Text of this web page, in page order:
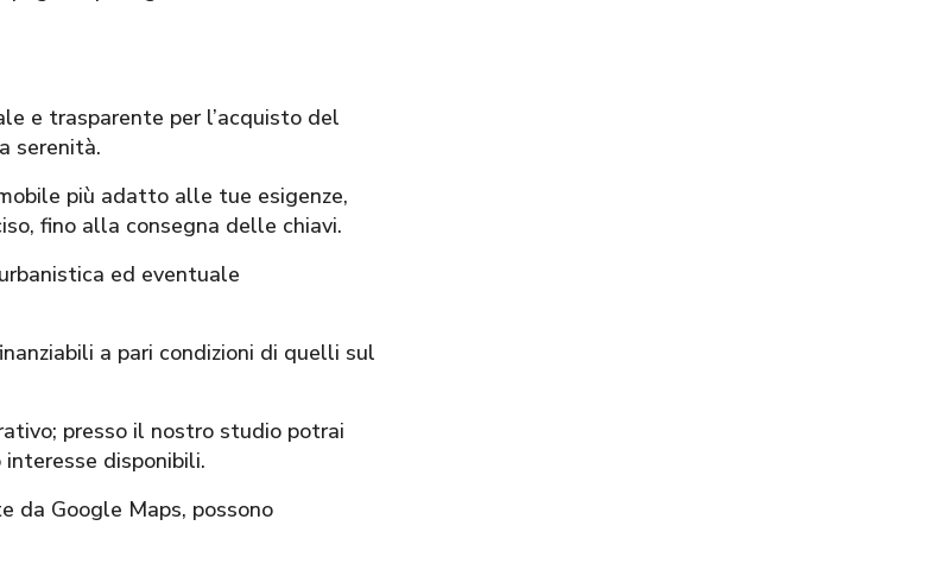
e trasparente per l’acquisto del
serenità.
più adatto alle tue esigenze,
fino alla consegna delle chiavi.
ed eventuale
a pari condizioni di quelli sul
presso il nostro studio potrai
disponibili.
da Google Maps, possono